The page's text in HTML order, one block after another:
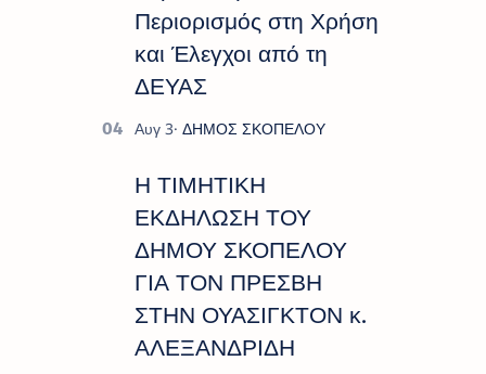
Περιορισμός στη Χρήση
και Έλεγχοι από τη
ΔΕΥΑΣ
Η ΤΙΜΗΤΙΚΗ
ΕΚΔΗΛΩΣΗ ΤΟΥ
ΔΗΜΟΥ ΣΚΟΠΕΛΟΥ
ΓΙΑ ΤΟΝ ΠΡΕΣΒΗ
ΣΤΗΝ ΟΥΑΣΙΓΚΤΟΝ κ.
ΑΛΕΞΑΝΔΡΙΔΗ